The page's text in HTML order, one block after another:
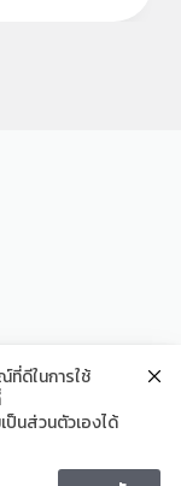
Kadence WP
ดีในการใช้
ป็นส่วนตัวเองได้
on our
ารณ์การเข้าใช้งาน